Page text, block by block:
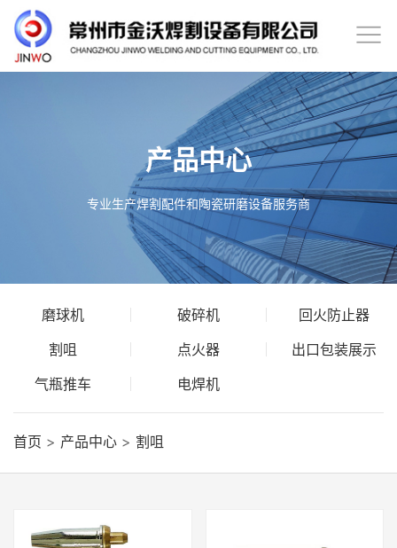
产品中心
专业生产焊割配件和陶瓷研磨设备服务商
磨球机 破碎机
回火防止器
割咀
点火器
出口包装展示
气瓶推车
电焊机
首页 > 产品中心 > 割咀